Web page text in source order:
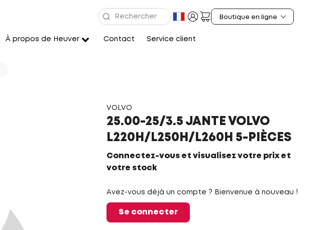
À propos de Heuver Contact Service client
VOLVO
25.00-25/3.5 JANTE VOLVO
L220H/L250H/L260H 5-PIÈCES
Connectez-vous et visualisez votre prix et
votre stock
Avez-vous déjà un compte ? Bienvenue à nouveau !
Se connecter